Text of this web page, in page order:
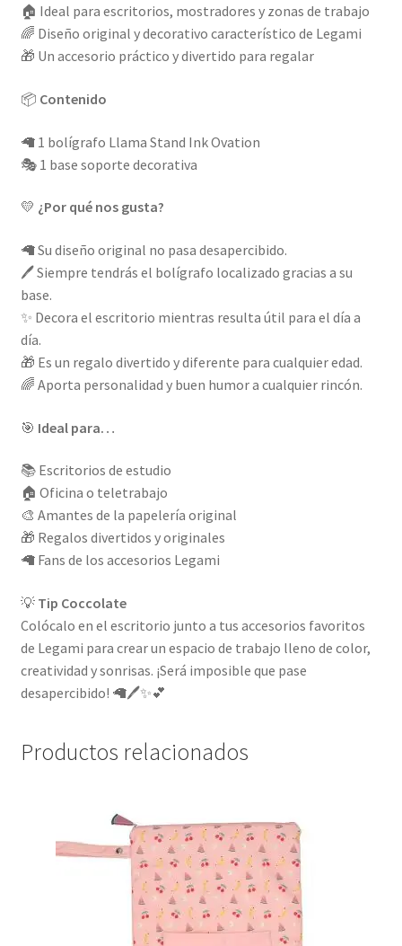
🏠 Ideal para escritorios, mostradores y zonas de trabajo
🌈 Diseño original y decorativo característico de Legami
🎁 Un accesorio práctico y divertido para regalar
📦 Contenido
🦙 1 bolígrafo Llama Stand Ink Ovation
🎭 1 base soporte decorativa
💛 ¿Por qué nos gusta?
🦙 Su diseño original no pasa desapercibido.
🖊️ Siempre tendrás el bolígrafo localizado gracias a su
base.
✨ Decora el escritorio mientras resulta útil para el día a
día.
🎁 Es un regalo divertido y diferente para cualquier edad.
🌈 Aporta personalidad y buen humor a cualquier rincón.
🎯 Ideal para…
📚 Escritorios de estudio
🏠 Oficina o teletrabajo
🎨 Amantes de la papelería original
🎁 Regalos divertidos y originales
🦙 Fans de los accesorios Legami
💡 Tip Coccolate
Colócalo en el escritorio junto a tus accesorios favoritos
de Legami para crear un espacio de trabajo lleno de color,
creatividad y sonrisas. ¡Será imposible que pase
desapercibido! 🦙🖊️✨💕
Productos relacionados